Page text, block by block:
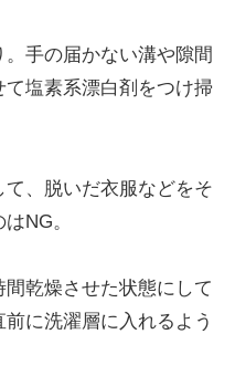
手の届かない溝や隙間
塩素系漂白剤をつけ掃
、脱いだ衣服などをそ
NG。
乾燥させた状態にして
に洗濯層に入れるよう